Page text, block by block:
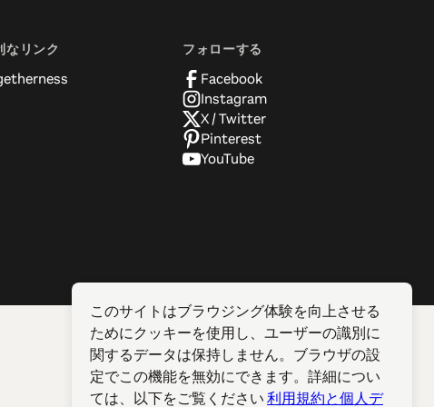
なリンク フォローする
Facebook
Instagram
X / Twitter
Pinterest
YouTube
このサイトはブラウジング体験を向上させる
ためにクッキーを使用し、ユーザーの識別に
関するデータは保持しません。ブラウザの設
定でこの機能を無効にできます。詳細につい
ては、以下をご覧ください利用規約と個人デ